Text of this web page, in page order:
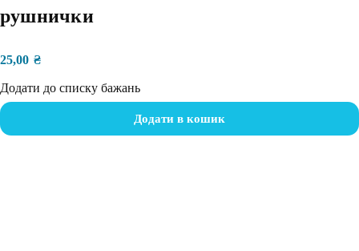
рушнички
25,00 ₴
Додати до списку бажань
Додати в кошик